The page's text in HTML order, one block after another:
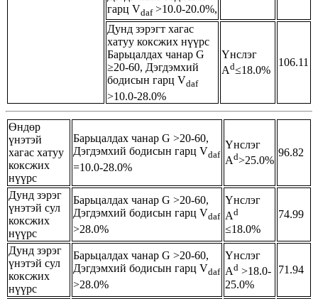
гарц Vdaf>10.0-20.0%,
Дунд зэрэгт хагас
хатуу коксжих нүүрс
Барьцалдах чанар G
≥20-60, Дэгдэмхий
бодисын гарц Vdaf
>10.0-28.0%
Үнслэг
Ad≤18.0%
106.11
Өндөр
үнэтэй
хагас хатуу
коксжих
нүүрс
Барьцалдах чанар G >20-60,
Дэгдэмхий бодисын гарц Vdaf
=10.0-28.0%
Үнслэг
Ad>25.0%
96.82
Дунд зэрэг
үнэтэй сул
коксжих
нүүрс
Барьцалдах чанар G >20-60,
Дэгдэмхий бодисын гарц Vdaf
>28.0%
Үнслэг
Ad
≤18.0%
74.99
Дунд зэрэг
үнэтэй сул
коксжих
нүүрс
Барьцалдах чанар G >20-60,
Дэгдэмхий бодисын гарц Vdaf
>28.0%
Үнслэг
Ad >18.0-
25.0%
71.94